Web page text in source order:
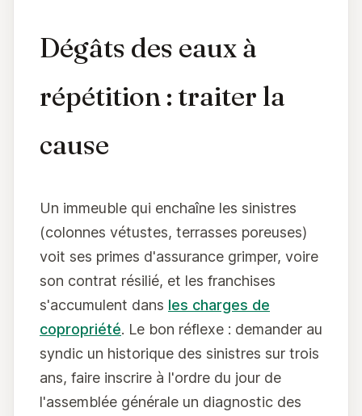
Dégâts des eaux à
répétition : traiter la
cause
Un immeuble qui enchaîne les sinistres
(colonnes vétustes, terrasses poreuses)
voit ses primes d'assurance grimper, voire
son contrat résilié, et les franchises
s'accumulent dans les charges de
copropriété. Le bon réflexe : demander au
syndic un historique des sinistres sur trois
ans, faire inscrire à l'ordre du jour de
l'assemblée générale un diagnostic des